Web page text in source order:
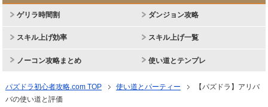
ゲリラ時間割 ダンジョン攻略
スキル上げ効率 スキル上げ一覧
ノーコン攻略まとめ 使い道とテンプレ
パズドラ初心者攻略.com TOP 使い道とパーティー
【パズドラ】アリバ
バの使い道と評価